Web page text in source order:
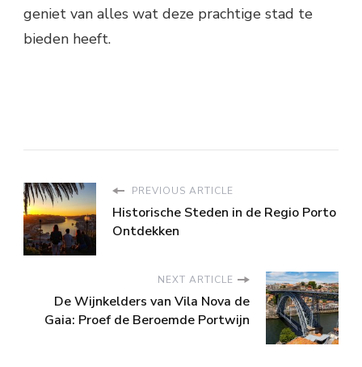
geniet van alles wat deze prachtige stad te
bieden heeft.
PREVIOUS ARTICLE
Historische Steden in de Regio Porto
Ontdekken
NEXT ARTICLE
De Wijnkelders van Vila Nova de
Gaia: Proef de Beroemde Portwijn